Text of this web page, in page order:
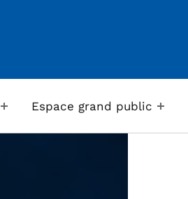
Espace grand public